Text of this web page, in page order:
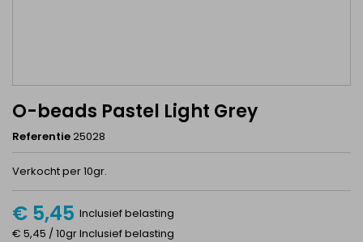
O-beads Pastel Light Grey
Referentie25028
Verkocht per 10gr.
€ 5,45 Inclusief belasting
€ 5,45 / 10gr Inclusief belasting